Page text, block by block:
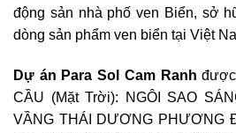
động sản nhà phố ven Biển, sở
dòng sản phẩm ven biển tại Việt
Dự án Para Sol Cam Ranh
CẦU (Mặt Trời): NGÔI SAO
VẦNG THÁI DƯƠNG PHƯƠNG